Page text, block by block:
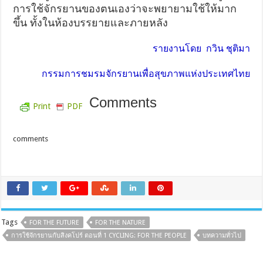
การใช้จักรยานของตนเองว่าจะพยายามใช้ให้มาก
ขึ้น ทั้งในห้องบรรยายและภายหลัง
รายงานโดย กวิน ชุติมา
กรรมการชมรมจักรยานเพื่อสุขภาพแห่งประเทศไทย
Print PDF Comments
comments
Tags FOR THE FUTURE
FOR THE NATURE
การใช้จักรยานกับสิงคโปร์ ตอนที่ 1 CYCLING: FOR THE PEOPLE
บทความทั่วไป